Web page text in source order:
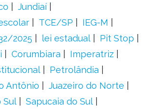
Jundiaí
TCE/SP
IEG-M
2025 lei estadual
Pit Stop
Corumbiara
Imperatriz
Petrolândia
Antônio
Juazeiro do Norte
Sul
Sapucaia do Sul